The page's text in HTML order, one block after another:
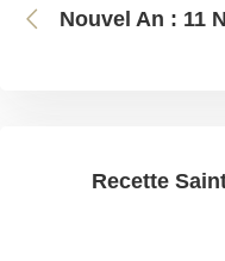
Nouvel An : 11
Recette